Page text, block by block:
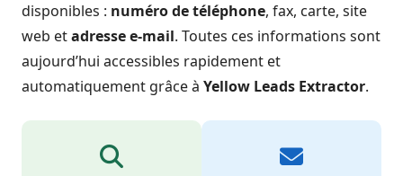
disponibles : numéro de téléphone, fax, carte, site
web etadresse e-mail. Toutes ces informations sont
aujourd’hui accessibles rapidement et
automatiquement grâce à Yellow Leads Extractor.